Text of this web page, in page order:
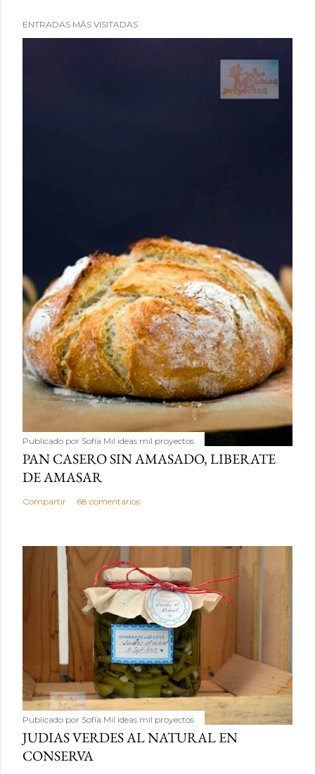
ENTRADAS MÁS VISITADAS
Publicado por Sofía Mil ideas mil proyectos
PAN CASERO SIN AMASADO, LIBERATE
DE AMASAR
Compartir 68 comentarios
Publicado por Sofía Mil ideas mil proyectos
JUDIAS VERDES AL NATURAL EN
CONSERVA